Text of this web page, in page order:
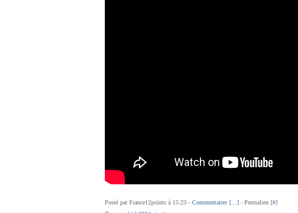
Posté par France12points à 15:23 - Commentaires […] - Permalien [#]